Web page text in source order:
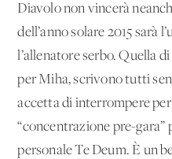
Diavolo non vincerà
dell’anno solare 2015 sarà
l’allenatore serbo. Quella
per Miha, scrivono tutti
accetta di interrompere
“concentrazione pre-gara”
personale Te Deum. È un